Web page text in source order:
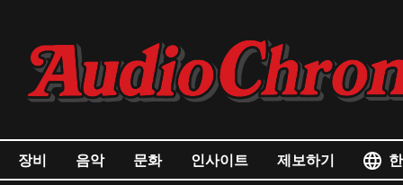
장비 음악 문화 인사이트 제보하기